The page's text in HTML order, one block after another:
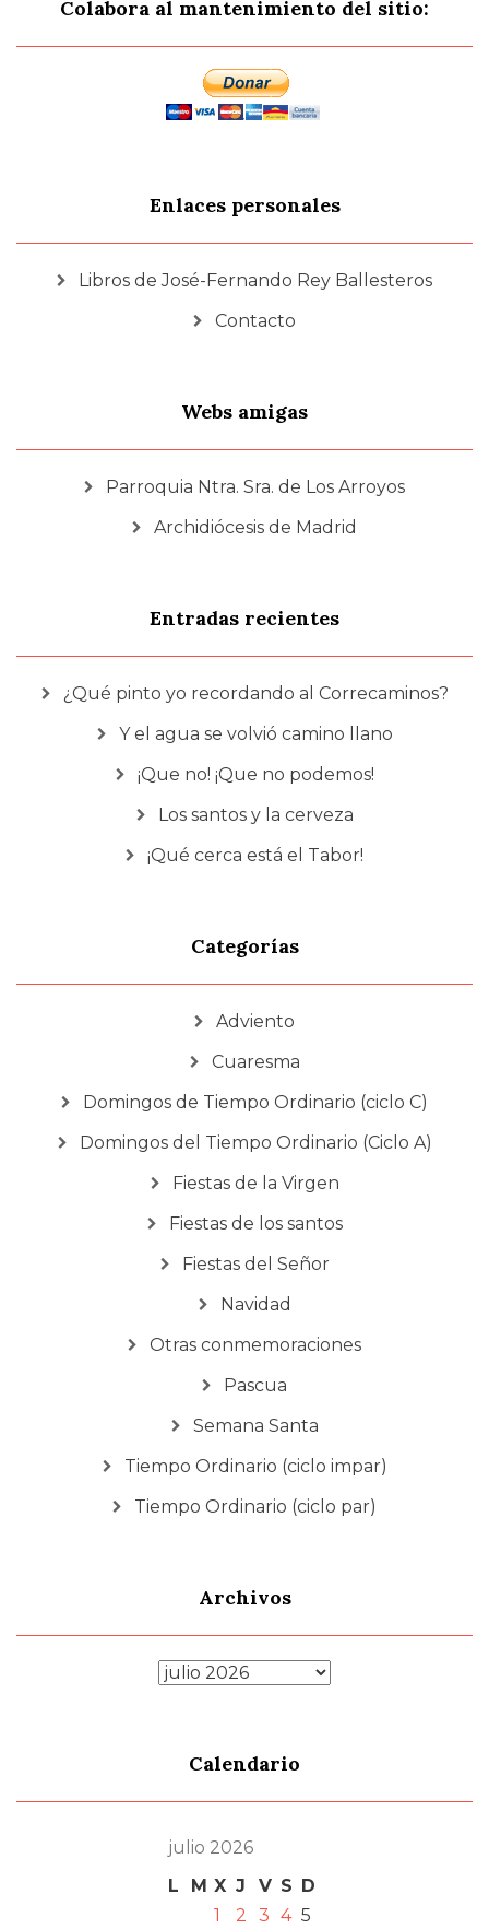
Colabora al mantenimiento del sitio:
Enlaces personales
Libros de José-Fernando Rey Ballesteros
Contacto
Webs amigas
Parroquia Ntra. Sra. de Los Arroyos
Archidiócesis de Madrid
Entradas recientes
¿Qué pinto yo recordando al Correcaminos?
Y el agua se volvió camino llano
¡Que no! ¡Que no podemos!
Los santos y la cerveza
¡Qué cerca está el Tabor!
Categorías
Adviento
Cuaresma
Domingos de Tiempo Ordinario (ciclo C)
Domingos del Tiempo Ordinario (Ciclo A)
Fiestas de la Virgen
Fiestas de los santos
Fiestas del Señor
Navidad
Otras conmemoraciones
Pascua
Semana Santa
Tiempo Ordinario (ciclo impar)
Tiempo Ordinario (ciclo par)
Archivos
Archivos
Calendario
julio 2026
L
M X J V S
D
1
2 3 4 5